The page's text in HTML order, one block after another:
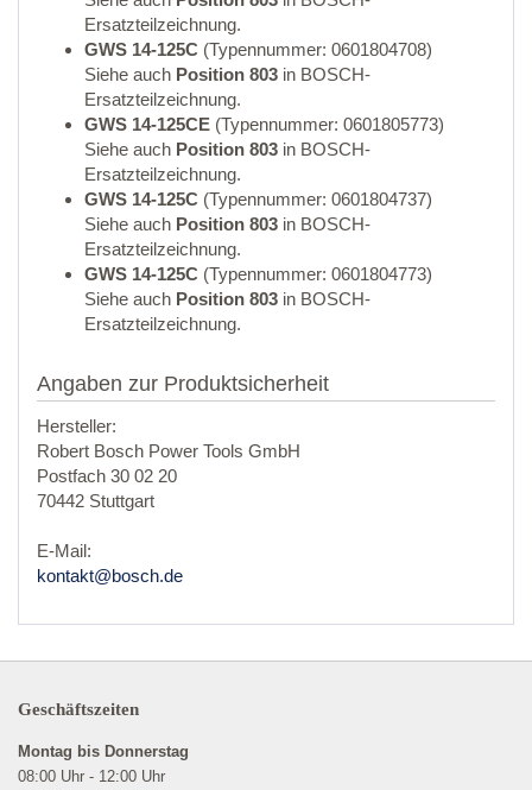
Ersatzteilzeichnung.
GWS 14-125C (Typennummer: 0601804708)
Siehe auch Position 803 in BOSCH-
Ersatzteilzeichnung.
GWS 14-125CE (Typennummer: 0601805773)
Siehe auch Position 803 in BOSCH-
Ersatzteilzeichnung.
GWS 14-125C (Typennummer: 0601804737)
Siehe auch Position 803 in BOSCH-
Ersatzteilzeichnung.
GWS 14-125C (Typennummer: 0601804773)
Siehe auch Position 803 in BOSCH-
Ersatzteilzeichnung.
Angaben zur Produktsicherheit
Hersteller:
Robert Bosch Power Tools GmbH
Postfach 30 02 20
70442 Stuttgart
E-Mail:
kontakt@bosch.de
Geschäftszeiten
Montag bis Donnerstag
08:00 Uhr - 12:00 Uhr